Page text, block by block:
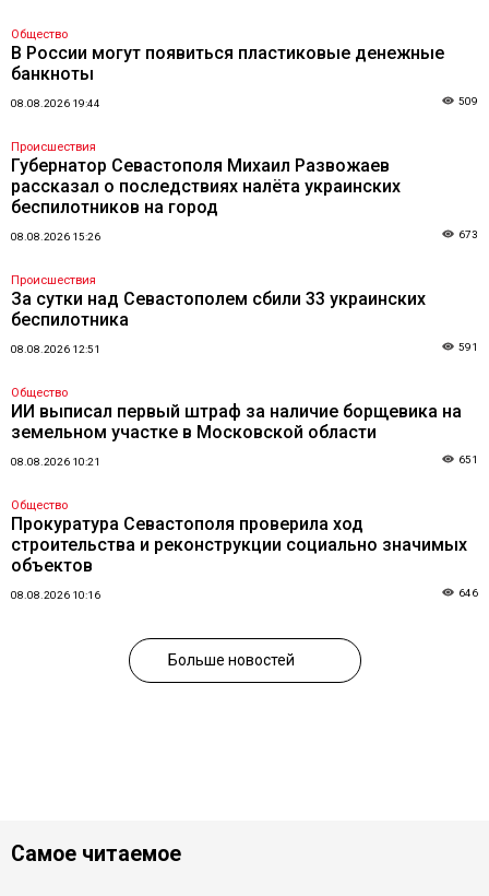
Общество
В России могут появиться пластиковые денежные
банкноты
08.08.2026 19:44 509
Происшествия
Губернатор Севастополя Михаил Развожаев
рассказал о последствиях налёта украинских
беспилотников на город
08.08.2026 15:26 673
Происшествия
За сутки над Севастополем сбили 33 украинских
беспилотника
08.08.2026 12:51 591
Общество
ИИ выписал первый штраф за наличие борщевика на
земельном участке в Московской области
08.08.2026 10:21 651
Общество
Прокуратура Севастополя проверила ход
строительства и реконструкции социально значимых
объектов
08.08.2026 10:16 646
Больше новостей
Самое читаемое